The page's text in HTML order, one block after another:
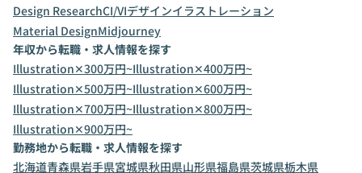
Design ResearchCI/VIデザインイラストレーション
Material DesignMidjourney
年収から転職・求人情報を探す
Illustration✕300万円~Illustration✕400万円~
Illustration✕500万円~Illustration✕600万円~
Illustration✕700万円~Illustration✕800万円~
Illustration✕900万円~
勤務地から転職・求人情報を探す
北海道青森県岩手県宮城県秋田県山形県福島県茨城県栃木県